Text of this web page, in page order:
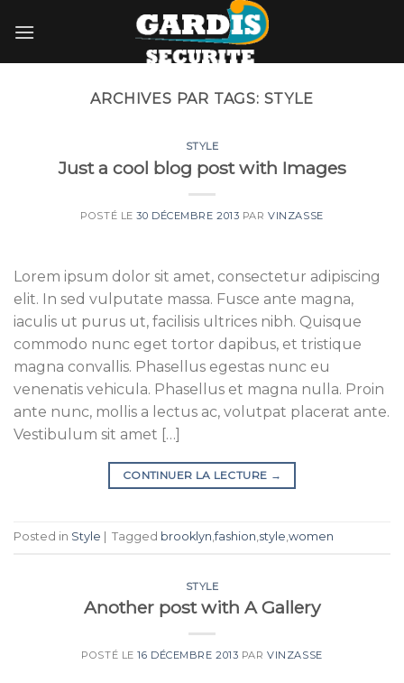
ARCHIVES PAR TAGS: STYLE
STYLE
Just a cool blog post with Images
POSTÉ LE30 DÉCEMBRE 2013 PARVINZASSE
Lorem ipsum dolor sit amet, consectetur adipiscing
elit. In sed vulputate massa. Fusce ante magna,
iaculis ut purus ut, facilisis ultrices nibh. Quisque
commodo nunc eget tortor dapibus, et tristique
magna convallis. Phasellus egestas nunc eu
venenatis vehicula. Phasellus et magna nulla. Proin
ante nunc, mollis a lectus ac, volutpat placerat ante.
Vestibulum sit amet […]
CONTINUER LA LECTURE →
Posted in Style Tagged brooklyn ,fashion style women
STYLE
Another post with A Gallery
POSTÉ LE16 DÉCEMBRE 2013 PARVINZASSE